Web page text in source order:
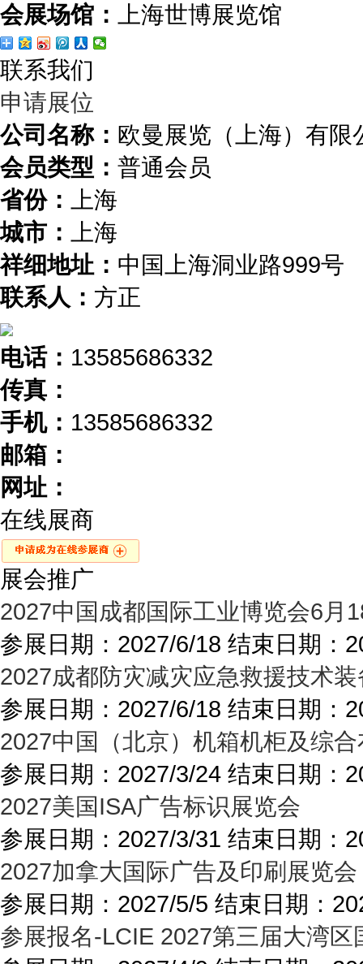
会展场馆：
上海世博展览馆
联系我们
申请展位
公司名称： 欧曼展览（上海）有限
会员类型： 普通会员
省份：
上海
城市：
上海
祥细地址： 中国上海洞业路999号
联系人： 方正
电话： 13585686332
传真：
手机： 13585686332
邮箱：
网址：
在线展商
展会推广
2027中国成都国际工业博览会6月
参展日期： 2027/6/18 结束日期：
2027成都防灾减灾应急救援技术
参展日期： 2027/6/18 结束日期：
2027中国（北京）机箱机柜及综
参展日期： 2027/3/24 结束日期：
2027美国ISA广告标识展览会
参展日期： 2027/3/31 结束日期：
2027加拿大国际广告及印刷展览会
参展日期： 2027/5/5 结束日期：
参展报名-LCIE 2027第三届大湾